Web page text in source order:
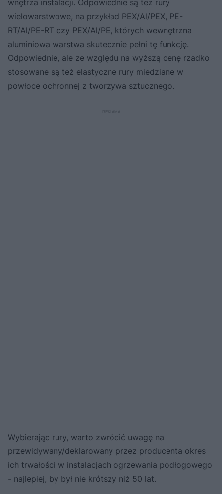
wnętrza instalacji. Odpowiednie są też rury
wielowarstwowe, na przykład PEX/Al/PEX, PE-
RT/Al/PE-RT czy PEX/Al/PE, których wewnętrzna
aluminiowa warstwa skutecznie pełni tę funkcję.
Odpowiednie, ale ze względu na wyższą cenę rzadko
stosowane są też elastyczne rury miedziane w
powłoce ochronnej z tworzywa sztucznego.
Wybierając rury, warto zwrócić uwagę na
przewidywany/deklarowany przez producenta okres
ich trwałości w instalacjach ogrzewania podłogowego
- najlepiej, by był nie krótszy niż 50 lat.